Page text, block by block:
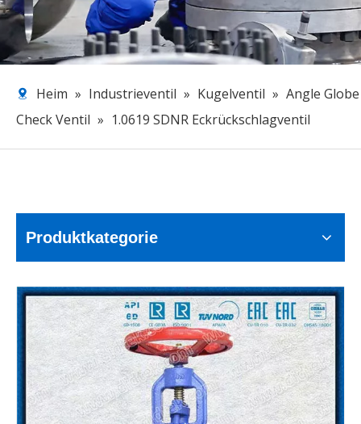
Heim » Industrieventil » Kugelventil » Angle Globe
Check Ventil » 1.0619 SDNR Eckrückschlagventil
Produktkategorie